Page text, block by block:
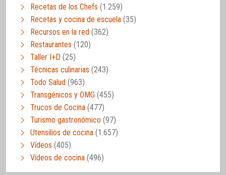
Recetas de los Chefs (1.259)
Recetas y cocina de escuela (35)
Recursos en la red (362)
Restaurantes (120)
Taller I+D (25)
Técnicas culinarias (243)
Todo Salud (963)
Transgénicos y OMG (455)
Trucos de Cocina (477)
Turismo gastronómico (97)
Utensilios de cocina (1.657)
Vídeos (405)
Vídeos de cocina (496)